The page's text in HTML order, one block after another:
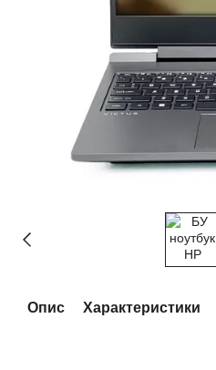
Опис Характеристики